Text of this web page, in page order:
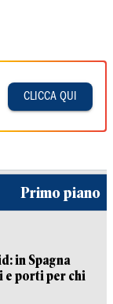
CLICCA QUI
Primo piano
in Spagna
porti per chi